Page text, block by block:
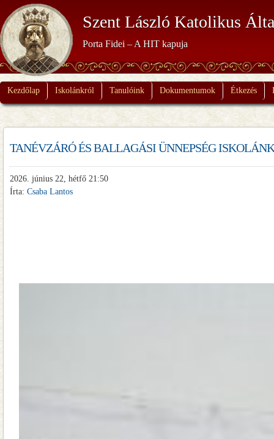
Szent László Katolikus
Porta Fidei – A HIT kapuja
Kezdőlap Iskolánkról Tanulóink Dokumentumok Étkezés
TANÉVZÁRÓ ÉS BALLAGÁSI ÜNNEPSÉG
2026. június 22, hétfő 21:50
Írta: Csaba Lantos